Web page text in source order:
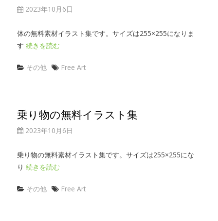
2023年10月6日
体の無料素材イラスト集です。サイズは255×255になりま
す 続きを読む
その他 Free Art
乗り物の無料イラスト集
2023年10月6日
乗り物の無料素材イラスト集です。サイズは255×255にな
り 続きを読む
その他 Free Art